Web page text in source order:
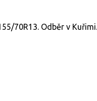
70R13. Odběr v Kuřimi.